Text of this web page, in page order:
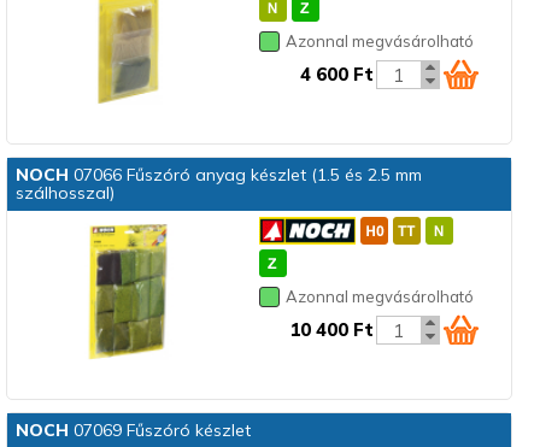
Azonnal megvásárolható
4 600 Ft
NOCH 07066 Fűszóró anyag készlet (1.5 és 2.5 mm
szálhosszal)
Azonnal megvásárolható
10 400 Ft
NOCH 07069 Fűszóró készlet